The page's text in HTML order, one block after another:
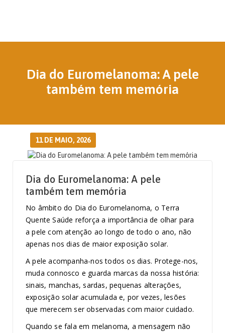
Dia do Euromelanoma: A pele
também tem memória
11 DE MAIO, 2026
Dia do Euromelanoma: A pele
também tem memória
No âmbito do Dia do Euromelanoma, o Terra
Quente Saúde reforça a importância de olhar para
a pele com atenção ao longo de todo o ano, não
apenas nos dias de maior exposição solar.
A pele acompanha-nos todos os dias. Protege-nos,
muda connosco e guarda marcas da nossa história:
sinais, manchas, sardas, pequenas alterações,
exposição solar acumulada e, por vezes, lesões
que merecem ser observadas com maior cuidado.
Quando se fala em melanoma, a mensagem não